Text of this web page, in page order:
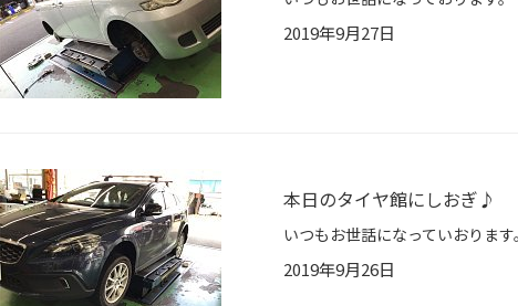
2019年9月27日
本日のタイヤ館にしおぎ♪
2019年9月26日